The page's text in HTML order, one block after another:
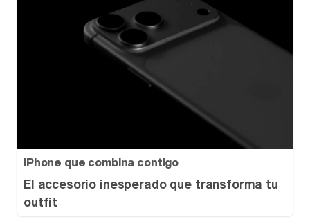
iPhone que combina contigo
El accesorio inesperado que transforma tu
outfit